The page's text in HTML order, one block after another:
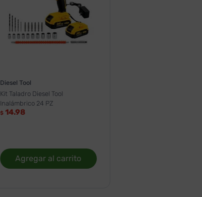
Diesel Tool
Kit Taladro Diesel Tool
Inalámbrico 24 PZ
$ 14.98
Agregar al carrito